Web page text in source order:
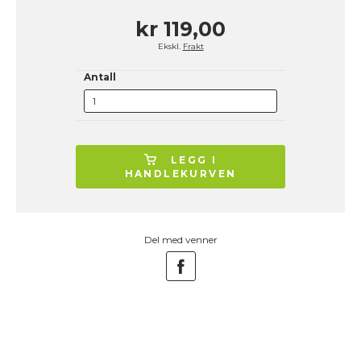
kr 119,00
Ekskl. Frakt
Antall
LEGG I
HANDLEKURVEN
Del med venner